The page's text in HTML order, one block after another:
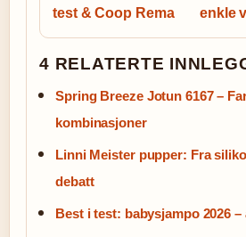
test & Coop Rema
enkle
4 RELATERTE
Spring Breeze Jotun 6167 –
kombinasjoner
Linni Meister pupper: Fra
debatt
Best i test: babysjampo 2026